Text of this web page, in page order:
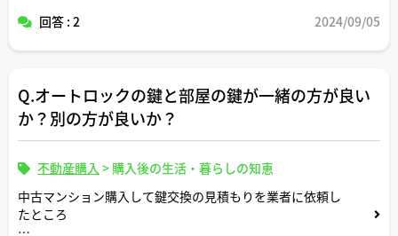
回答 : 2
2024/09/05
Q.オートロックの鍵と部屋の鍵が一緒の方が良い
か？別の方が良いか？
不動産購入 > 購入後の生活・暮らしの知恵
中古マンション購入して鍵交換の見積もりを業者に依頼し
たところ